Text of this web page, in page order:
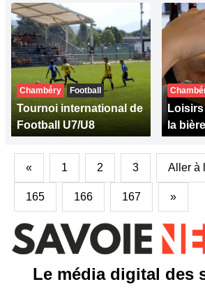
Chambéry Football
Tournoi international de
Football U7/U8
la bière
« 1 2 3 Aller à
165 166 167 »
Le média digital des